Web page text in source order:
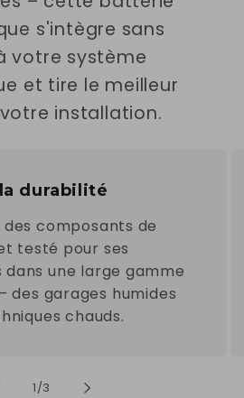
s'intègre sans
votre système
et tire le meilleur
installation.
durabilité
composants de
testé pour ses
une large gamme
des garages humides
chauds.
1/de
3